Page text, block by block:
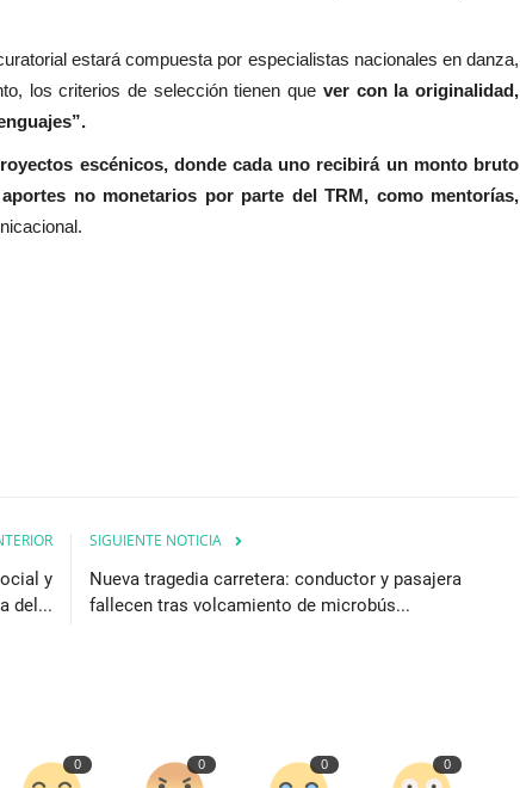
estará compuesta por especialistas nacionales en danza,
los criterios de selección tienen que ver con la originalidad,
escénicos, donde cada uno recibirá un monto bruto
no monetarios por parte del TRM, como mentorías,
y
del...
SIGUIENTE NOTICIA
Nueva tragedia carretera: conductor y pasajera
fallecen tras volcamiento de microbús...
0 0 0 0